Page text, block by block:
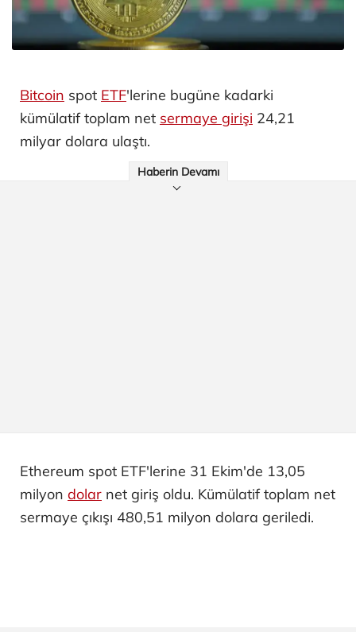
Bitcoin spot ETF'lerine bugüne kadarki
kümülatif toplam net sermaye girişi 24,21
milyar dolara ulaştı.
Haberin Devamı
Ethereum spot ETF'lerine 31 Ekim'de 13,05
milyon dolar net giriş oldu. Kümülatif toplam net
sermaye çıkışı 480,51 milyon dolara geriledi.